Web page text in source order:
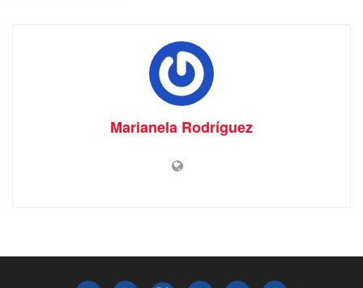
Marianela Rodríguez